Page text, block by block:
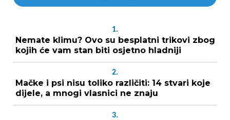
1.
Nemate klimu? Ovo su besplatni trikovi zbog
kojih će vam stan biti osjetno hladniji
2.
Mačke i psi nisu toliko različiti: 14 stvari koje
dijele, a mnogi vlasnici ne znaju
3.